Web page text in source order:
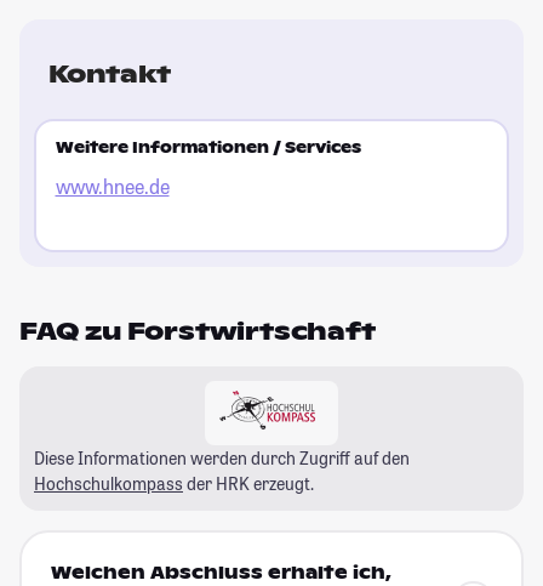
Kontakt
Weitere Informationen / Services
www.hnee.de
FAQ zu Forstwirtschaft
Diese Informationen werden durch Zugriff auf den
Hochschulkompass der HRK erzeugt.
Welchen Abschluss erhalte ich,